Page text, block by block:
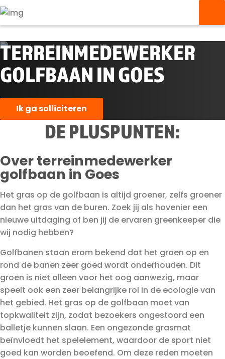
TERREINMEDEWERKER
GOLFBAAN IN GOES
Ik ga solliciteren
DE PLUSPUNTEN:
Over terreinmedewerker
golfbaan in Goes
Het gras op de golfbaan is altijd groener, zelfs groener
dan het gras van de buren. Zoek jij als hovenier een
nieuwe uitdaging of ben jij de ervaren greenkeeper die
wij nodig hebben?
Golfbanen staan erom bekend dat het groen op en
rond de banen zeer goed wordt onderhouden. Dit
groen is niet alleen voor het oog aanwezig, maar
speelt ook een zeer belangrijke rol in de ecologie van
het gebied. Het gras op de golfbaan moet van
topkwaliteit zijn, zodat bezoekers ongestoord een
balletje kunnen slaan. Een ongezonde grasmat
beïnvloedt het spelelement, waardoor de sport niet
goed kan worden beoefend. Om deze reden moeten